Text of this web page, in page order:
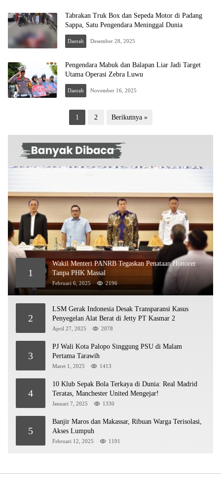
Tabrakan Truk Box dan Sepeda Motor di Padang
Sappa, Satu Pengendara Meninggal Dunia
Daerah Desember 28, 2025
Pengendara Mabuk dan Balapan Liar Jadi Target
Utama Operasi Zebra Luwu
Daerah November 16, 2025
1 2 Berikutnya »
1
Wakil Menteri PANRB Tegaskan Penataan Honorer
Tanpa PHK Massal
Februari 6, 2025 2196
2
LSM Gerak Indonesia Desak Transparansi Kasus
Penyegelan Alat Berat di Jetty PT Kasmar 2
April 27, 2025 2078
3
PJ Wali Kota Palopo Singgung PSU di Malam
Pertama Tarawih
Maret 1, 2025 1413
4
10 Klub Sepak Bola Terkaya di Dunia: Real Madrid
Teratas, Manchester United Mengejar!
Januari 7, 2025 1330
5
Banjir Maros dan Makassar, Ribuan Warga Terisolasi,
Akses Lumpuh
Februari 12, 2025 1191